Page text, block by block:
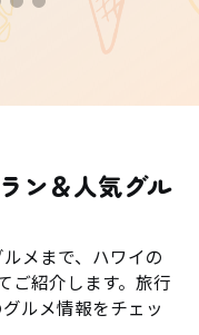
ン＆人気グル
メまで、ハワイの
ご紹介します。旅行
ルメ情報をチェッ